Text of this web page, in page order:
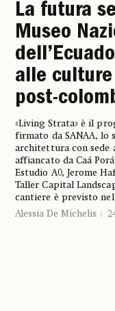
La futura
Museo
alle
post-
«Living Strata» è il
firmato da SANAA, lo
architettura con sede
affiancato da Caá
Estudio A0, Jerome
Taller Capital
cantiere è previsto nel
Alessia De Michelis